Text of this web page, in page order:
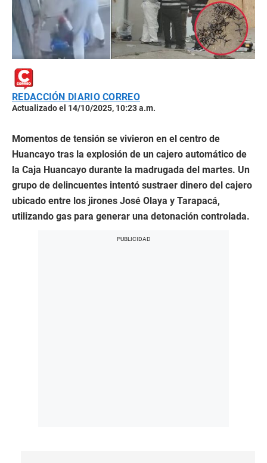
REDACCIÓN DIARIO CORREO
Actualizado el 14/10/2025, 10:23 a.m.
Momentos de tensión se vivieron en el centro de
Huancayo tras la explosión de un cajero automático de
la Caja Huancayo durante la madrugada del martes. Un
grupo de delincuentes intentó sustraer dinero del cajero
ubicado entre los jirones José Olaya y Tarapacá,
utilizando gas para generar una detonación controlada.